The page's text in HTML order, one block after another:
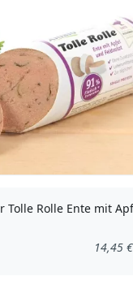
Tolle Rolle Ente mit
14,45 €